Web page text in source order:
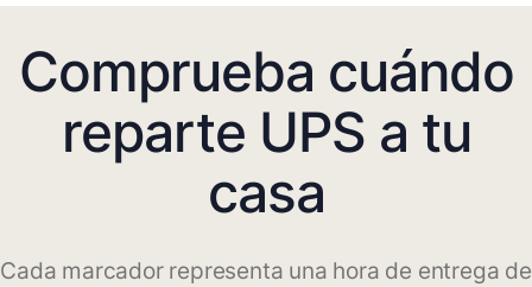
Comprueba cuándo
reparte UPS a tu
casa
Cada marcador representa una hora de entrega de